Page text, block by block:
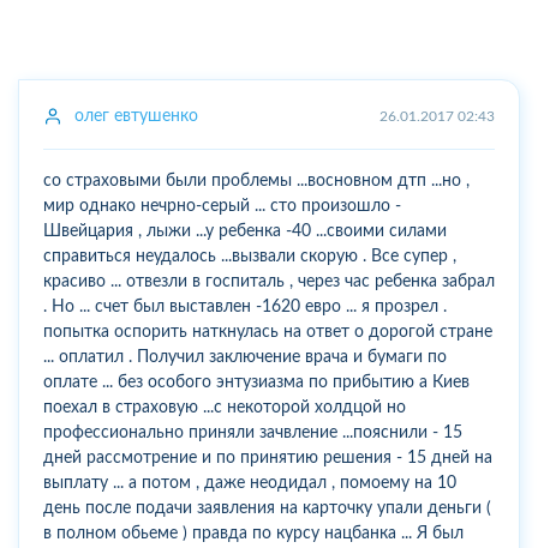
олег евтушенко 26.01.2017 02:43
со страховыми были проблемы ...восновном дтп ...но ,
мир однако нечрно-серый ... сто произошло -
Швейцария , лыжи ...у ребенка -40 ...своими силами
справиться неудалось ...вызвали скорую . Все супер ,
красиво ... отвезли в госпиталь , через час ребенка забрал
. Но ... счет был выставлен -1620 евро ... я прозрел .
попытка оспорить наткнулась на ответ о дорогой стране
... оплатил . Получил заключение врача и бумаги по
оплате ... без особого энтузиазма по прибытию а Киев
поехал в страховую ...с некоторой холдцой но
профессионально приняли зачвление ...пояснили - 15
дней рассмотрение и по принятию решения - 15 дней на
выплату ... а потом , даже неодидал , помоему на 10
день после подачи заявления на карточку упали деньги (
в полном обьеме ) правда по курсу нацбанка ... Я был